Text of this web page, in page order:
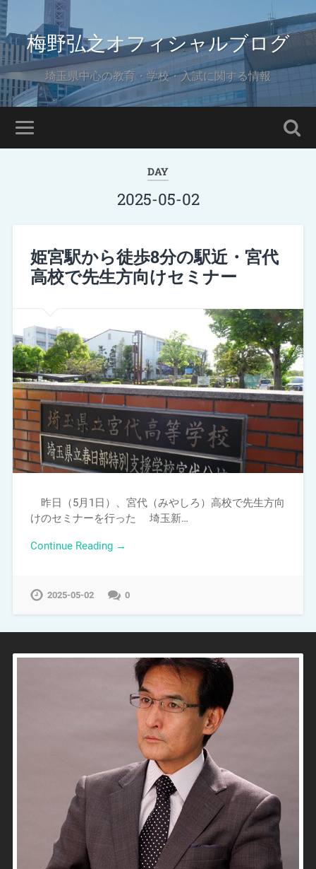
梅野弘之オフィシャルブログ
埼玉県中心の教育・学校・入試に関する情報
DAY
2025-05-02
姫宮駅から徒歩8分の駅近・宮代
高校で先生方向けセミナー
昨日（5月1日）、宮代（みやしろ）高校で先生方向
けのセミナーを行った 埼玉新…
Continue Reading →
2025-05-02 0